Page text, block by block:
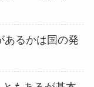
あるかは国の発